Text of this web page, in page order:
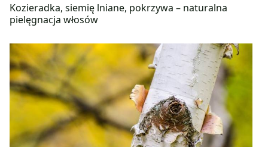
Kozieradka, siemię lniane, pokrzywa – naturalna
pielęgnacja włosów